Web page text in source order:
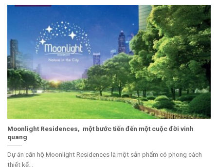
Moonlight Residences, một bước tiến đến một cuộc đời vinh
quang
Dự án căn hộ Moonlight Residences là một sản phẩm có phong cách
thiết kế...